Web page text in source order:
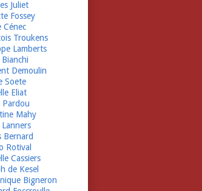
Juliet
Fossey
Cénec
Troukens
Lamberts
Demoulin
Soete
Eliat
Pardou
Mahy
Bernard
Rotival
Cassiers
de Kesel
Bigneron